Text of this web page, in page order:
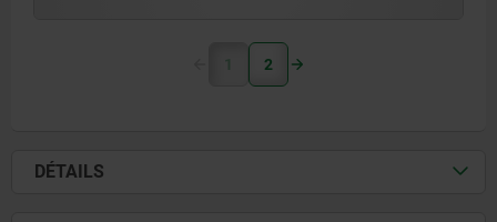
1 2
DÉTAILS